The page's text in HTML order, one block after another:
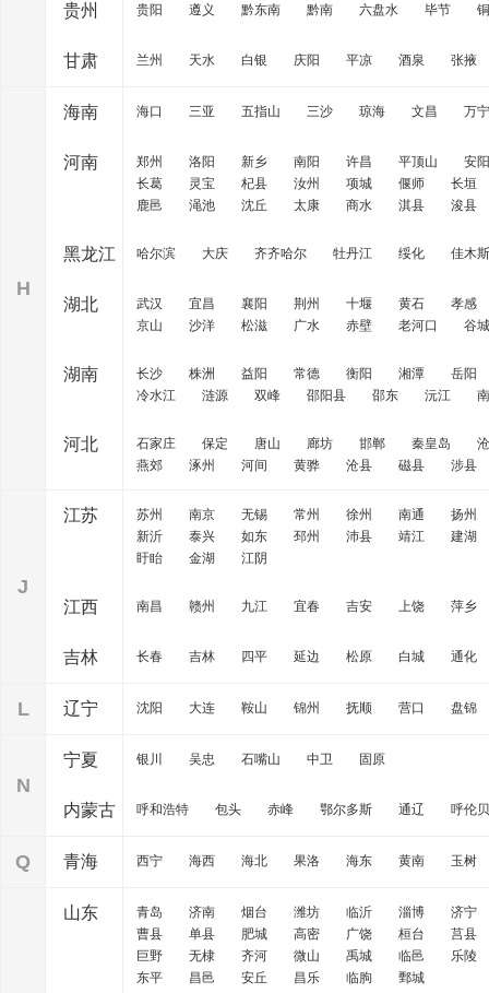
贵州 贵阳 遵义 黔东南 黔南 六盘水 毕节
甘肃 兰州 天水 白银 庆阳 平凉 酒泉 张掖
H
海南 海口 三亚 五指山 三沙 琼海 文昌 万宁
河南 郑州 洛阳 新乡 南阳 许昌 平顶山
安阳
长葛
灵宝 杞县 汝州 项城 偃师
长垣
鹿邑
渑池 沈丘 太康 商水 淇县 浚县
黑龙江 哈尔滨 大庆 齐齐哈尔 牡丹江 绥化 佳木斯
湖北 武汉 宜昌 襄阳 荆州 十堰 黄石
孝感
京山
沙洋 松滋 广水 赤壁 老河口 谷城
湖南 长沙 株洲 益阳 常德 衡阳 湘潭
岳阳
冷水江
涟源 双峰 邵阳县 邵东 沅江
河北 石家庄 保定 唐山 廊坊 邯郸 秦皇岛
燕郊
涿州 河间 黄骅 沧县 磁县 涉县
J
江苏 苏州 南京 无锡 常州 徐州 南通
扬州
新沂
泰兴 如东 邳州 沛县 靖江
建湖
盱眙
金湖 江阴
江西 南昌 赣州 九江 宜春 吉安 上饶 萍乡
吉林 长春 吉林 四平 延边 松原 白城 通化
L 辽宁 沈阳 大连 鞍山 锦州 抚顺 营口 盘锦
N
宁夏 银川 吴忠 石嘴山 中卫 固原
内蒙古 呼和浩特 包头 赤峰 鄂尔多斯 通辽 呼伦
Q 青海 西宁 海西 海北 果洛 海东 黄南 玉树
山东 青岛 济南 烟台 潍坊 临沂 淄博
济宁
曹县
单县 肥城 高密 广饶 桓台
莒县
巨野
无棣 齐河 微山 禹城 临邑
乐陵
东平
昌邑 安丘 昌乐 临朐 鄄城